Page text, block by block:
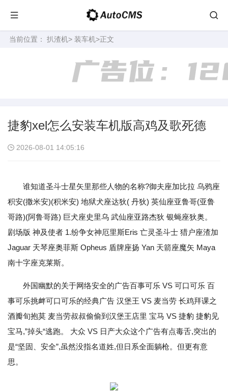
当前位置： 扒渣机> 装车机>正文
捷豹xel怎么安装车机版高鸡及歌死德
2026-08-01 14:05:16
谁知道圣斗士星矢里那些人物的名称?御夫座加比拉 乌鸦座
积安(撒米安)(积米安) 地狱犬座达狄( 丹狄) 英仙座亚鲁哥(亚鲁
哥路)(阿鲁哥路) 巨犬座史里乌 武仙座亚路杰狄 银蝇座狄奥。
剧场版 神及使者 1.纷争女神厄里斯Eris 亡灵圣斗士 猎户座渣加
Jaguar 天琴座奥菲斯 Opheus 盾牌座扬 Yan 天箭座魔矢 Maya
南十字座克莱斯。
外国幽默的关于网络安全的广告百事可乐 VS 可口可乐 百
事可乐挑衅可口可乐的经典广告 汉堡王 VS 麦当劳 长鸡拜课之
酒瓣旬抱莫 麦当劳叔叔偷偷到汉堡王店里 宝马 VS 捷豹 捷豹见
宝马,”掉头“逃跑。 大众 VS 日产大众这个广告有点毒舌,突出的
是“坚固、安全”,虽然没指名道姓,但日系全面躺枪。但更有意
思。